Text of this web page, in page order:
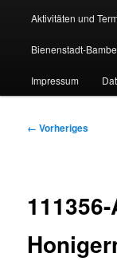
Aktivitäten und
Bienenstadt-
Impressum
Bilder-
← Vorheriges